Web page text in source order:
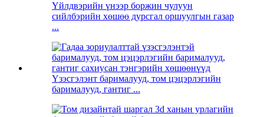
Үйлдвэрийн үнээр боржин чулуун
сийлбэрийн хөшөө дурсгал оршуулгын газар
...
Үзэсгэлэнт барималууд, том цэцэрлэгийн
барималууд, гантиг ...